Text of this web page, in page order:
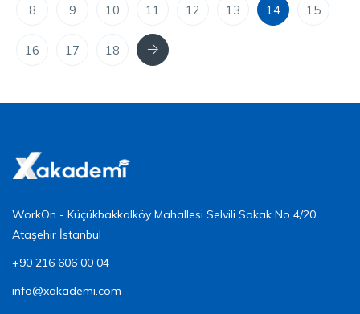
8 9 10 11 12 13 14 15
16 17 18 Sonraki
WorkOn - Küçükbakkalköy Mahallesi Selvili Sokak No 4/20
Ataşehir İstanbul
+90 216 606 00 04
info@xakademi.com